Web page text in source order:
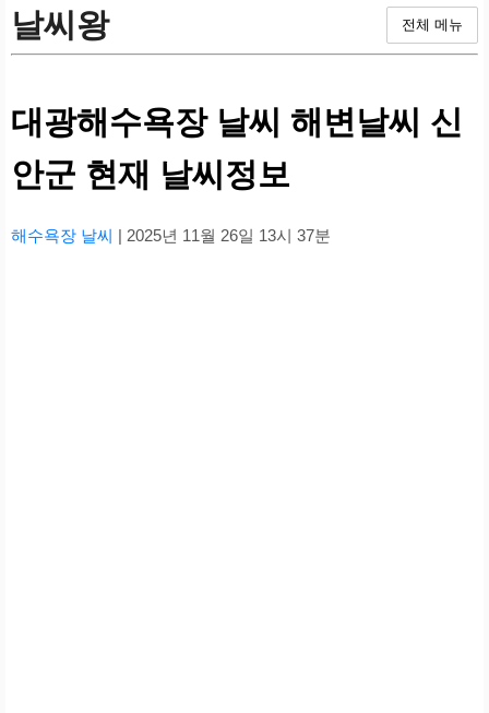
날씨왕 전체 메뉴
대광해수욕장 날씨 해변날씨 신
안군 현재 날씨정보
해수욕장 날씨 | 2025년 11월 26일 13시 37분